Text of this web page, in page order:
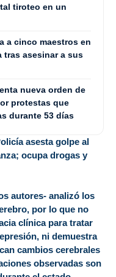
tiroteo en un
a cinco maestros en
tras asesinar a sus
nueva orden de
protestas que
durante 53 días
asesta golpe al
ocupa drogas y
autores- analizó los
por lo que no
clínica para tratar
ni demuestra
cambios cerebrales
observadas son